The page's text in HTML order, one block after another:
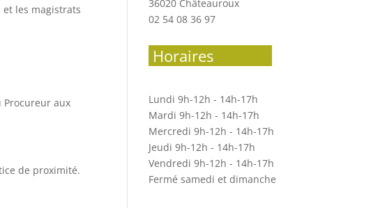
les magistrats
aux
de proximité.
36020 Châteauroux
02 54 08 36 97
Horaires
Lundi 9h-12h - 14h-17h
Mardi 9h-12h - 14h-17h
Mercredi 9h-12h - 14h-17h
Jeudi 9h-12h - 14h-17h
Vendredi 9h-12h - 14h-17h
Fermé samedi et dimanche